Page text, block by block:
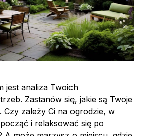
jest analiza Twoich
Zastanów się, jakie są Twoje
zależy Ci na ogrodzie, w
i relaksować się po